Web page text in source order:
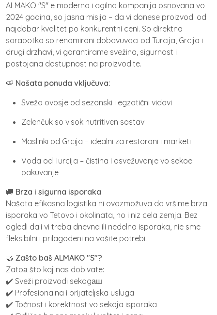
ALMAKO "S" e moderna i agilna kompanija osnovana vo
2024 godina, so jasna misija – da vi donese proizvodi od
najdobar kvalitet po konkurentni ceni. So direktna
sorabotka so renomirani dobavuvaci od Turcija, Grcija i
drugi drzhavi, vi garantirame svežina, sigurnost i
postojana dostupnost na proizvodite.
🍉 Našata ponuda vključuva:
Svežo ovosje od sezonski i egzotični vidovi
Zelenčuk so visok nutritiven sostav
Maslinki od Grcija – idealni za restorani i marketi
Voda od Turcija – čistina i osvežuvanje vo sekoe
pakuvanje
🚚 Brza i sigurna isporaka
Našata efikasna logistika ni ovozmožuva da vršime brza
isporaka vo Tetovo i okolinata, no i niz cela zemja. Bez
ogledi dali vi treba dnevna ili nedelna isporaka, nie sme
fleksibilni i prilagodeni na vašite potrebi.
🤝 Zašto baš ALMAKO "S"?
Zatoа što kaј nas dobivate:
✔️ Sveži proizvodi sekogаш
✔️ Profesionalna i prijateljska usluga
✔️ Točnost i korektnost vo sekoja isporaka